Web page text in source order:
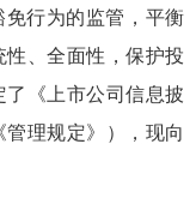
行为的监管， 平衡
性、全面性，保护投
《上市公司信息披
理规定》）
，现向